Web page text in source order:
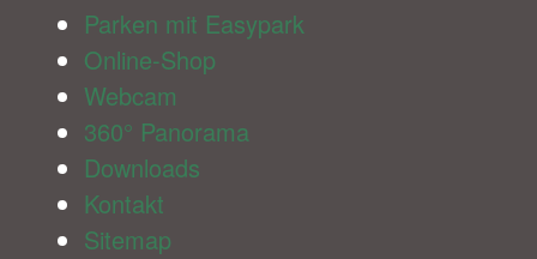
Parken mit Easypark
Online-Shop
Webcam
360° Panorama
Downloads
Kontakt
Sitemap